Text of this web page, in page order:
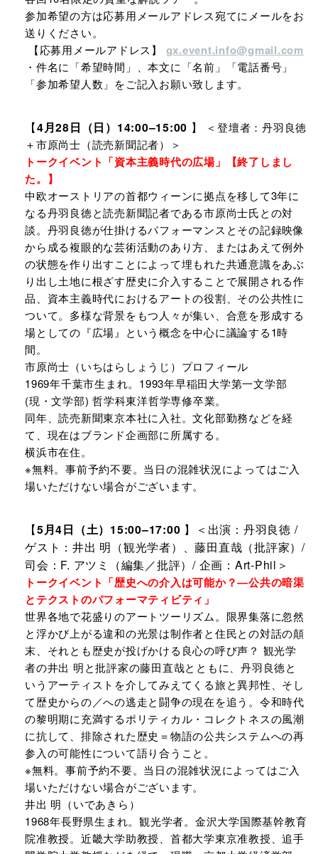
参加希望の方は応募用メールアドレス宛てにメールをお
送りください。
【応募用メールアドレス】 gx.event.info@gmail.com
・件名に「希望時間」、本文に「名前」「電話番号」
「参加希望人数」をご記入お願い致します。
【4月28日（日）14:00–15:00 】
＜登壇者：丹羽良徳
＋市原尚士（読売新聞記者）＞
トークイベント「資本主義時代の広場」【終了しまし
た。】
中欧オーストリアの首都ウィーンに拠点を移して3年に
なる丹羽良徳と読売新聞記者である市原尚士氏との対
談。丹羽良徳が仕掛けるパフォーマンスとその記録映像
から成る複眼的な芸術活動のあり方、またはあえて例外
の状態を作り出すことによって埋もれた共通意識をあぶ
り出し土地に根ざす歴史に介入することで展開される作
品、資本主義時代におけるアートの役割、その公共性に
ついて。多様な背景をもつ人々が集い、合意を形成する
場としての『広場』という概念を中心に議論する1時
間。
市原尚士（いちはらしょうじ）プロフィール
1969年千葉市生まれ。1993年早稲田大学第一文学部
(現・文学部) 哲学科東洋哲学専修卒業。
同年、読売新聞東京本社に入社。文化部勤務などを経
て、現在はブランド企画部に所属する。
横浜市在住。
※無料。事前予約不要。当日の混雑状況によってはご入
場いただけない場合がございます。
【5月4日（土）15:00–17:00 】＜出演：丹羽良徳 /
ゲスト：井出 明（観光学者）、藤田直哉（批評家）/
司会：F. アツミ（編集／批評）/ 企画：Art-Phil＞
トークイベント 「歴史への介入は可能か？―公共の暗渠
とテクストのパフォーマティビティ」
世界各地で花盛りのアートツーリズム。限界集落に忽然
と浮かび上がる違和の光景は制作者と住民との対話の顛
末、それとも歴史が投げかける良心の呼び声？ 観光学
者の井出 明と批評家の藤田直哉とともに、丹羽良徳と
いうアーティストを介してみえてくる旅と異邦性、そし
て歴史からの／への逃走と闘争の現在を追う。令和時代
の黎明期に充満するポリティカル・コレクトネスの風潮
に抗して、排除された歴史＝物語の公共システムへの再
参入の可能性について語り合うこと。
※無料。事前予約不要。当日の混雑状況によってはご入
場いただけない場合がございます。
井出 明（いであきら）
1968年長野県生まれ。観光学者。金沢大学国際基幹教育
院准教授。近畿大学助教授、首都大学東京准教授、追手